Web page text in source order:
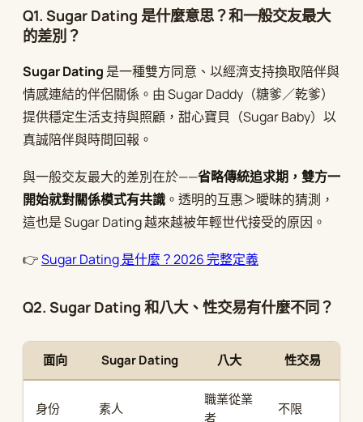
Q1. Sugar Dating 是什麼意思？和一般交友最大
的差別？
Sugar Dating是一種雙方同意、以經濟支持換取陪伴與
情感連結的伴侶關係。由 Sugar Daddy（糖爹／乾爹）
提供穩定生活支持與照顧，甜心寶貝（Sugar Baby）以
真誠陪伴與時間回報。
與一般交友最大的差別在於——省略傳統追求期，雙方一
開始就對關係模式有共識 。透明的互惠＞曖昧的猜測，
這也是 Sugar Dating 越來越被年輕世代接受的原因。
👉Sugar Dating 是什麼？2026 完整定義
Q2. Sugar Dating 和八大、性交易有什麼不同？
面向 Sugar Dating 八大 性交易
身份 素人
職業從業
者
不限